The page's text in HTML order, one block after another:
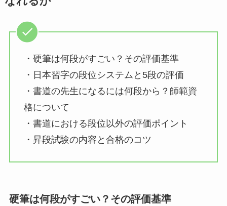
・硬筆は何段がすごい？その評価基準
・日本習字の段位システムと5段の評価
・書道の先生になるには何段から？師範資
格について
・書道における段位以外の評価ポイント
・昇段試験の内容と合格のコツ
硬筆は何段がすごい？その評価基準